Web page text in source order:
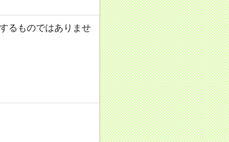
るものではありませ